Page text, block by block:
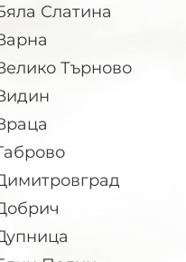
Слатина
Търново